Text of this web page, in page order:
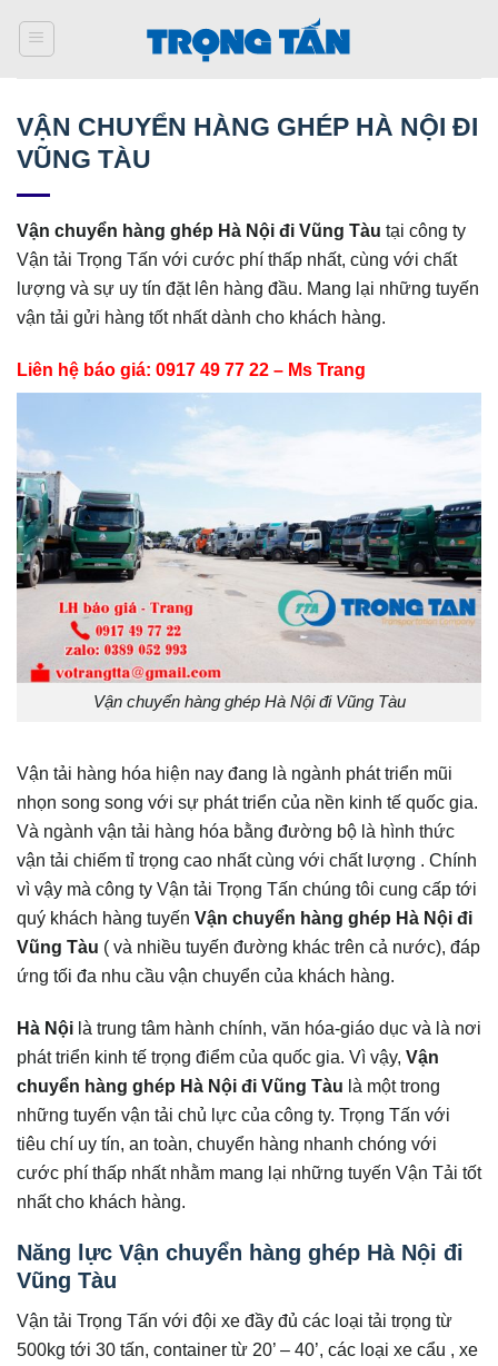
qua
VẬN CHUYỂN HÀNG GHÉP HÀ NỘI ĐI
VŨNG TÀU
Vận chuyển hàng ghép Hà Nội đi Vũng Tàu tại công ty
Vận tải Trọng Tấn với cước phí thấp nhất, cùng với chất
lượng và sự uy tín đặt lên hàng đầu. Mang lại những tuyến
vận tải gửi hàng tốt nhất dành cho khách hàng.
Liên hệ báo giá: 0917 49 77 22 – Ms Trang
Vận chuyển hàng ghép Hà Nội đi Vũng Tàu
Vận tải hàng hóa hiện nay đang là ngành phát triển mũi
nhọn song song với sự phát triển của nền kinh tế quốc gia.
Và ngành vận tải hàng hóa bằng đường bộ là hình thức
vận tải chiếm tỉ trọng cao nhất cùng với chất lượng . Chính
vì vậy mà công ty Vận tải Trọng Tấn chúng tôi cung cấp tới
quý khách hàng tuyến Vận chuyển hàng ghép Hà Nội đi
Vũng Tàu ( và nhiều tuyến đường khác trên cả nước), đáp
ứng tối đa nhu cầu vận chuyển của khách hàng.
Hà Nội là trung tâm hành chính, văn hóa-giáo dục và là nơi
phát triển kinh tế trọng điểm của quốc gia. Vì vậy, Vận
chuyển hàng ghép Hà Nội đi Vũng Tàu là một trong
những tuyến vận tải chủ lực của công ty. Trọng Tấn với
tiêu chí uy tín, an toàn, chuyển hàng nhanh chóng với
cước phí thấp nhất nhằm mang lại những tuyến Vận Tải tốt
nhất cho khách hàng.
Năng lực Vận chuyển hàng ghép Hà Nội đi
Vũng Tàu
Vận tải Trọng Tấn với đội xe đầy đủ các loại tải trọng từ
500kg tới 30 tấn, container từ 20’ – 40’, các loại xe cẩu , xe